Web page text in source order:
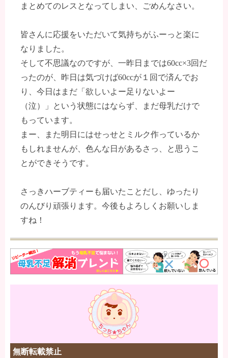
まとめてのレスとなってしまい、ごめんなさい。
皆さんに応援をいただいて気持ちがふーっと楽に
なりました。
そして不思議なのですが、一昨日までは60cc×3回だ
ったのが、昨日は気づけば60ccが１回で済んでお
り、今日はまだ「欲しいよー足りないよー
（泣）」という状態にはならず、まだ母乳だけで
もっています。
まー、また明日にはせっせとミルク作っているか
もしれませんが、色んな日があるさっ、と思うこ
とができそうです。
さっきハーブティーも届いたことだし、ゆったり
のんびり頑張ります。今後もよろしくお願いしま
すね！
無断転載禁止